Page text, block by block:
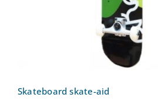
Skateboard skate-aid